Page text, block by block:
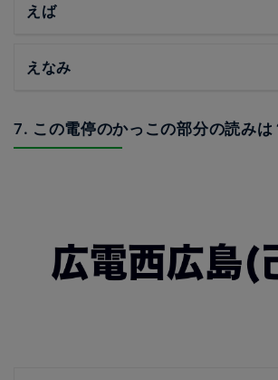
えば
えなみ
7. この電停のかっこの部分の読みは